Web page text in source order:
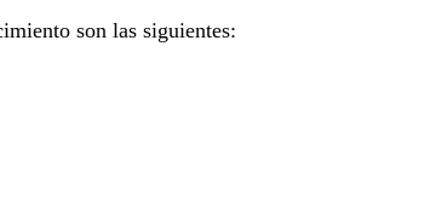
son las siguientes: